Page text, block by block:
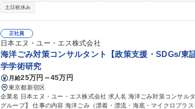
援（リスク整理・方針策定等） ■TNFD等のフレームワーク対応支援
ーエコノミー（資源循環）関連の支援 ■沖縄県を中心とした地域案件
援） 募集職種 【サステナビリティコンサルタント（脱炭素・生物多
土日祝休み
正社員
日本エヌ・ユー・エス株式会社
海洋ごみ対策コンサルタント【政策支援・SDGs/東
学学術研究
月給25万円～45万円
東京都新宿区
企業名 日本エヌ・ユー・エス株式会社 求人名 海洋ごみ対策コンサルタント【政策支援・SDGs/東証プライム日揮
グループ】 仕事の内容 海洋ごみ（漂着・漂流・海底・マイクロプラスチック）に関する調査・解析・評価を行